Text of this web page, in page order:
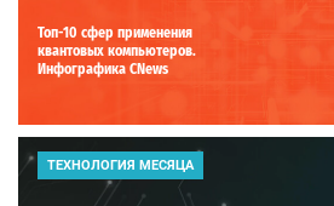
Топ-10 сфер применения
квантовых компьютеров.
Инфографика CNews
ТЕХНОЛОГИЯ МЕСЯЦА